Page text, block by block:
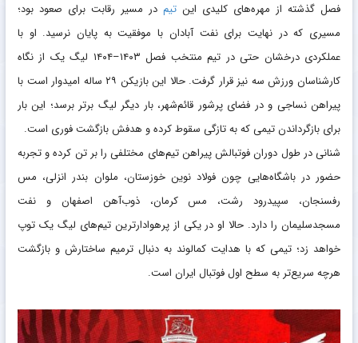
فصل گذشته از مهره‌های کلیدی این تیم در مسیر رقابت برای صعود بود؛
مسیری که در نهایت برای نفت آبادان با موفقیت به پایان نرسید. او با
عملکردی درخشان حتی در تیم منتخب فصل ۱۴۰۳–۱۴۰۴ لیگ یک از نگاه
کارشناسان ورزش سه نیز قرار گرفت. حالا این بازیکن ۲۹ ساله امیدوار است با
پیراهن نساجی و در فضای پرشور قائم‌شهر، بار دیگر لیگ برتر برسد؛ این بار
برای بازگرداندن تیمی که به تازگی سقوط کرده و هدفش بازگشت فوری است.
شنانی در طول دوران فوتبالش پیراهن تیم‌های مختلفی را بر تن کرده و تجربه
حضور در باشگاه‌هایی چون فولاد نوین خوزستان، ملوان بندر انزلی، مس
رفسنجان، سپیدرود رشت، مس کرمان، ذوب‌آهن اصفهان و نفت
مسجدسلیمان را دارد. حالا او در یکی از پرهوادارترین تیم‌های لیگ یک توپ
خواهد زد؛ تیمی که با هدایت کمالوند به دنبال ترمیم ساختارش و بازگشت
هرچه سریع‌تر به سطح اول فوتبال ایران است.